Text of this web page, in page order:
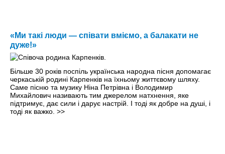
«Ми такі люди — співати вміємо, а балакати не
дуже!»
Більше 30 років поспіль українська народна пісня допомагає
черкаській родині Карпенків на їхньому життєвому шляху.
Саме пісню та музику Ніна Петрівна i Володимир
Михайлович називають тим джерелом натхнення, яке
підтримує, дає сили і дарує настрій. І тоді як добре на душі, і
тоді як важко. >>